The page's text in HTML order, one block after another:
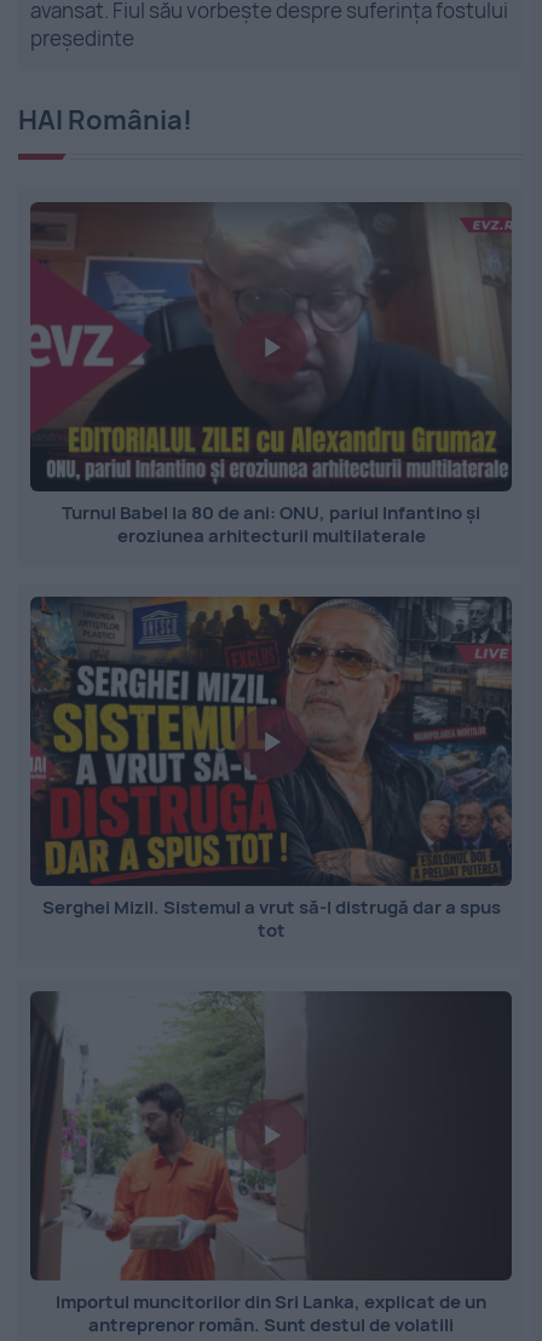
avansat. Fiul său vorbește despre suferința fostului
președinte
HAI România!
Turnul Babel la 80 de ani: ONU, pariul Infantino și
eroziunea arhitecturii multilaterale
Serghei Mizil. Sistemul a vrut să-l distrugă dar a spus
tot
Importul muncitorilor din Sri Lanka, explicat de un
antreprenor român. Sunt destul de volatili